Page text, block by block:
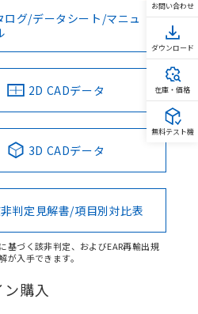
ログ/データシート/マニュ
2D CADデータ
3D CADデータ
判定見解書/項目別対比表
基づく該非判定、およびEAR再輸出規
が入手できます。
購入
お問い合わせ
ダウンロード
在庫・価格
無料テスト機